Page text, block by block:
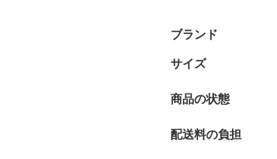
ブランド
サイズ
商品の状態
配送料の負担